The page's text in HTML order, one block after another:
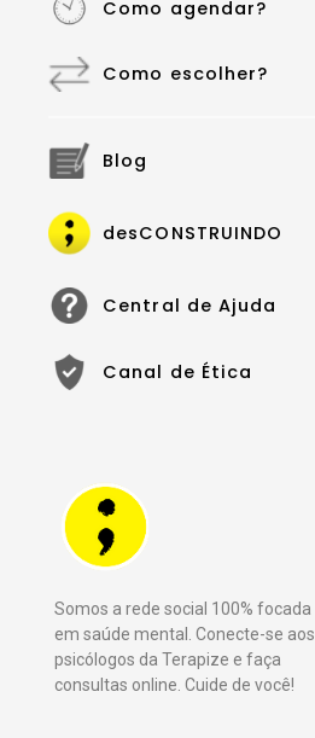
Como agendar?
Como escolher?
Blog
desCONSTRUINDO
Central de Ajuda
Canal de Ética
Somos a rede social 100% focada
em saúde mental. Conecte-se aos
psicólogos da Terapize e faça
consultas online. Cuide de você!